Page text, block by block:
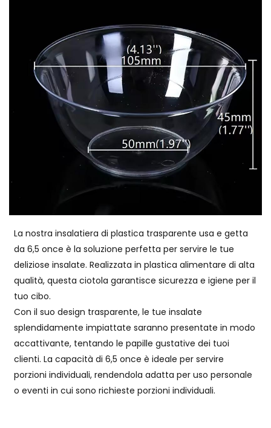
La nostra insalatiera di plastica trasparente usa e getta
da 6,5 once è la soluzione perfetta per servire le tue
deliziose insalate. Realizzata in plastica alimentare di alta
qualità, questa ciotola garantisce sicurezza e igiene per il
tuo cibo.
Con il suo design trasparente, le tue insalate
splendidamente impiattate saranno presentate in modo
accattivante, tentando le papille gustative dei tuoi
clienti. La capacità di 6,5 once è ideale per servire
porzioni individuali, rendendola adatta per uso personale
o eventi in cui sono richieste porzioni individuali.